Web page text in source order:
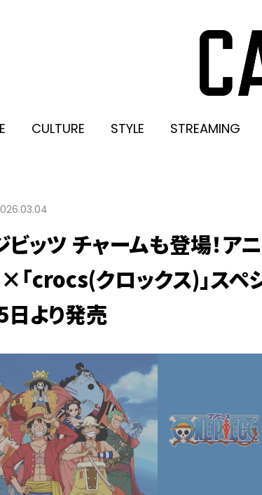
CULTURE STYLE STREAMING
ッツ チャームも登場！ア
「crocs(クロックス)」スペ
日より発売